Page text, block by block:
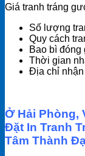
Giá tranh tráng
Số lượng
Quy cách
Bao bì đóng
Thời gian
Địa chỉ
Ở Hải Phòng,
Đặt In Tranh
Tâm Thành